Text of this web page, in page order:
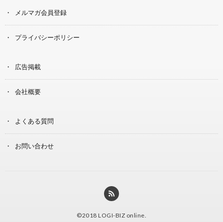
メルマガ会員登録
プライバシーポリシー
広告掲載
会社概要
よくある質問
お問い合わせ
©2018 LOGI-BIZ online